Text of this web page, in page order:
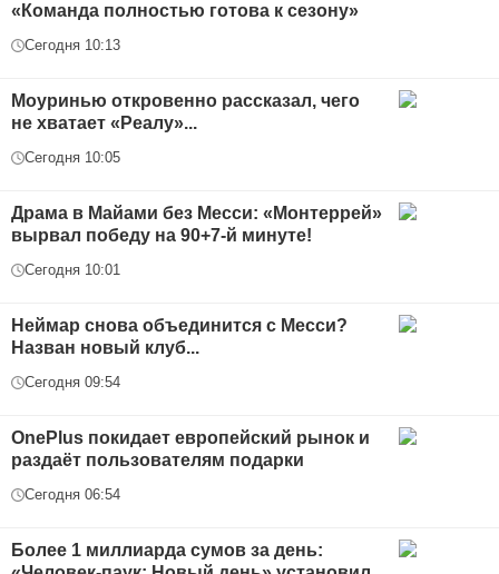
«Команда полностью готова к сезону»
Сегодня 10:13
Моуринью откровенно рассказал, чего
не хватает «Реалу»...
Сегодня 10:05
Драма в Майами без Месси: «Монтеррей»
вырвал победу на 90+7-й минуте!
Сегодня 10:01
Неймар снова объединится с Месси?
Назван новый клуб...
Сегодня 09:54
OnePlus покидает европейский рынок и
раздаёт пользователям подарки
Сегодня 06:54
Более 1 миллиарда сумов за день: